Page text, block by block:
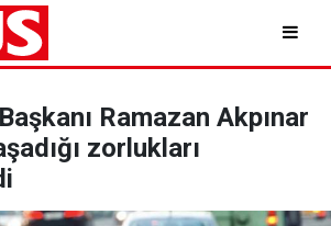
Ramazan Akpınar
zorlukları